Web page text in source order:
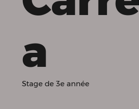
a
Stage de 3e année